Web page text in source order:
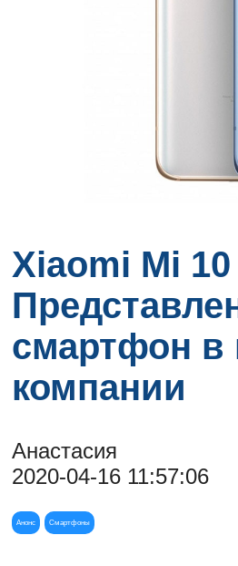
Xiaomi Mi
смартфон в
компании
Анастасия
2020-04-16 11:57:06
Анонс Смартфоны